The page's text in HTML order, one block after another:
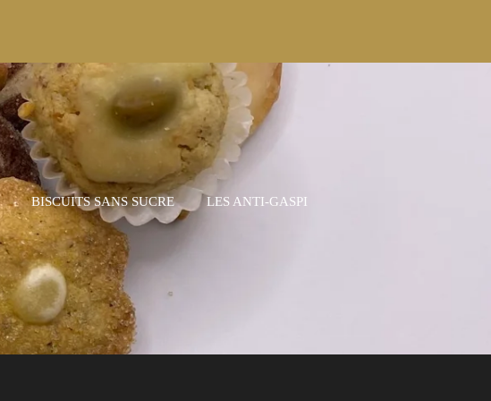
BISCUITS SANS SUCRE LES ANTI-GASPI